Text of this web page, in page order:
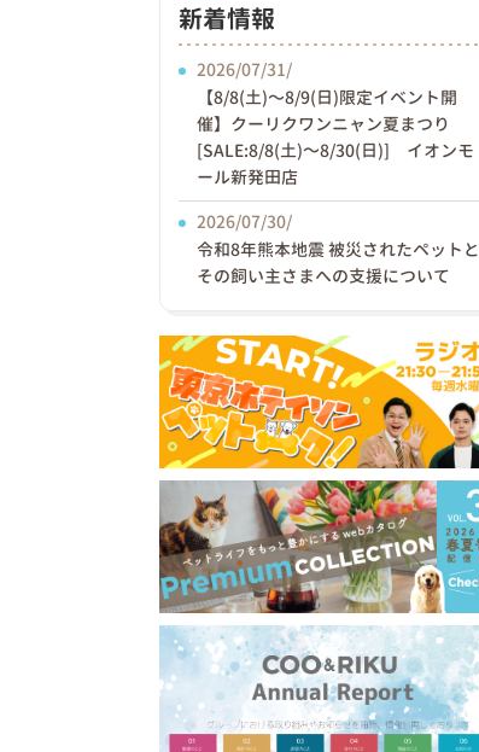
新着情報
2026/07/31/
【8/8(土)〜8/9(日)限定イベント開
催】クーリクワンニャン夏まつり
[SALE:8/8(土)～8/30(日)] イオンモ
ール新発田店
2026/07/30/
令和8年熊本地震 被災されたペットと
その飼い主さまへの支援について